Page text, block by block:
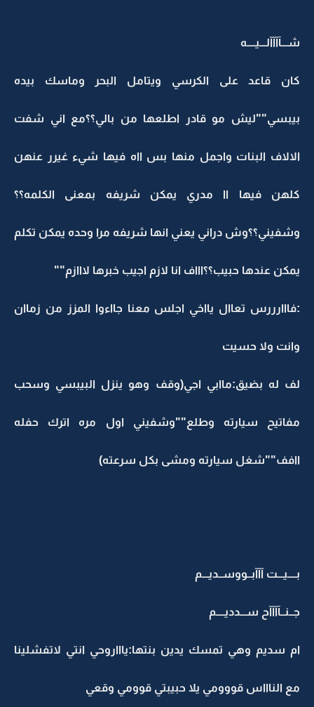
شـــآآآآلـــيــــه
كان قاعد على الكرسي ويتامل البحر وماسك بيده
بيبسي""ليش مو قادر اطلعها من بالي؟؟مع اني شفت
الالاف البنات واجمل منها بس ااه فيها شيء غيرر عنهن
كلهن فيها اا مدري يمكن شريفه بمعنى الكلمه؟؟
وشفيني؟؟وش دراني يعني انها شريفه مرا وحده يمكن تكلم
يمكن عندها حبيب؟؟اااف انا لازم اجيب خبرها لااازم""
:فااارررس تعاال يااخي اجلس معنا جااءوا المزز من زماان
وانت ولا حسيت
لف له بضيق:ماابي اجي(وقف وهو ينزل البيبسي وسحب
مفاتيح سيارته وطلع""وشفيني اول مره اترك حفله
اافف""شغل سيارته ومشى بكل سرعته)
بــــيـــت آآآبــووســديـــم
جــنــآآآآح ســـدديــــم
ام سديم وهي تمسك يدين بنتها:ياااروحي انتي لاتفشلينا
مع الناااس قووومي يلا حبيبتي قوومي وقعي